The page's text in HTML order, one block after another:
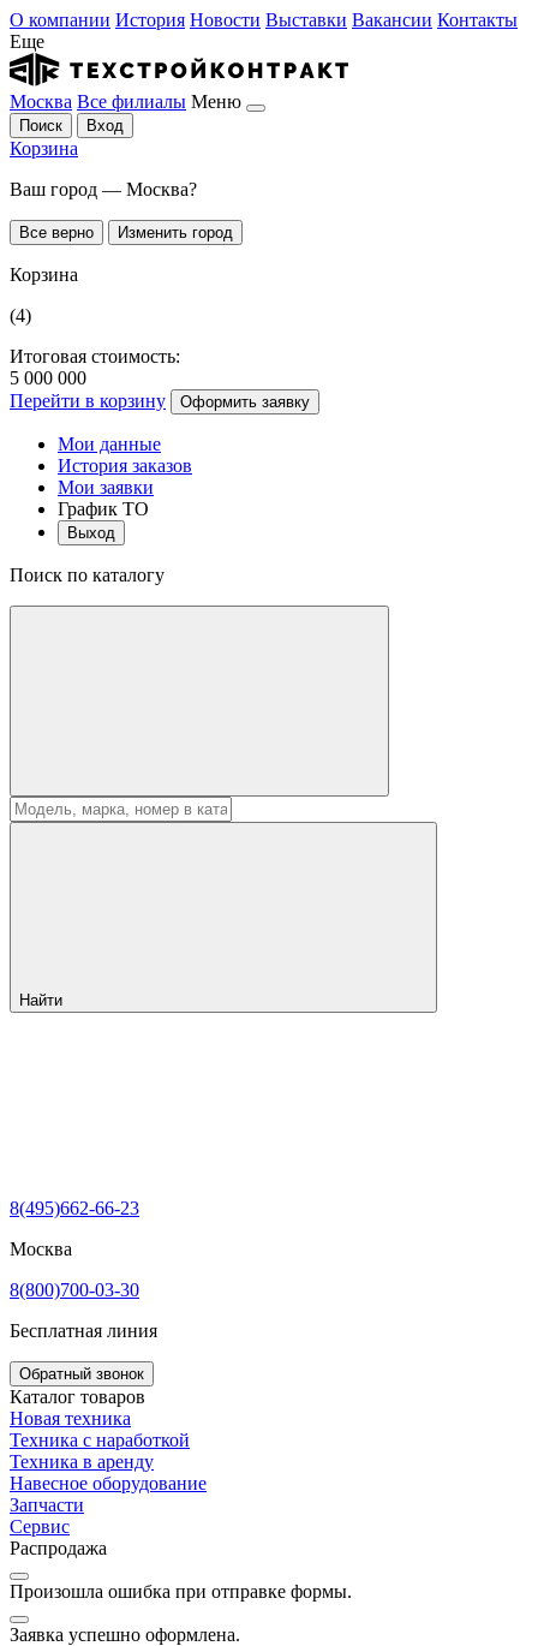
О компании История Новости Выставки Вакансии Контакты
Еще
Москва Все филиалы Меню
Поиск Вход
Корзина
Ваш город — Москва?
Все верно Изменить город
Корзина
(4)
Итоговая стоимость:
5 000 000
Перейти в корзину
Оформить заявку
Мои данные
История заказов
Мои заявки
График ТО
Выход
Поиск по каталогу
Найти
8(495)662-66-23
Москва
8(800)700-03-30
Бесплатная линия
Обратный звонок
Каталог товаров
Новая техника
Техника с наработкой
Техника в аренду
Навесное оборудование
Запчасти
Сервис
Распродажа
Произошла ошибка при отправке формы.
Заявка успешно оформлена.